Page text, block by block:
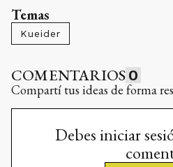
Temas
Kueider
COMENTARIOS 0
Compartí tus ideas de forma
Debes iniciar